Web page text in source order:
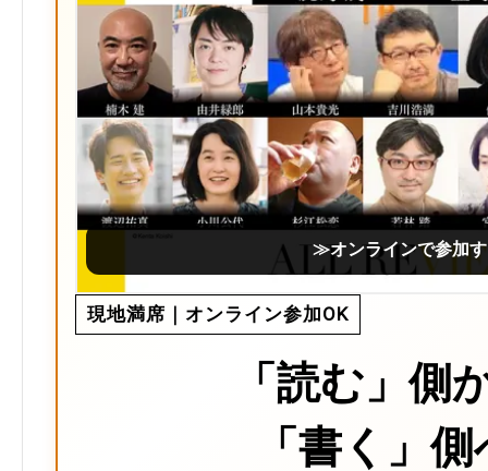
≫オンラインで参加
現地満席｜オンライン参加OK
「読む」側
「書く」